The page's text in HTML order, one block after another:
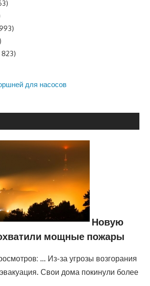
для насосов
Новую
мощные пожары
… Из-за угрозы возгорания
Свои дома покинули более